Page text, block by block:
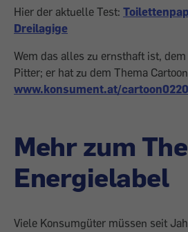
Hier der aktuelle Test:
Dreilagige
Wem das alles zu ernsthaft ist,
Pitter; er hat zu dem Thema
www.konsument.at/
Mehr zum
Energielabel
Viele Konsumgüter müssen seit